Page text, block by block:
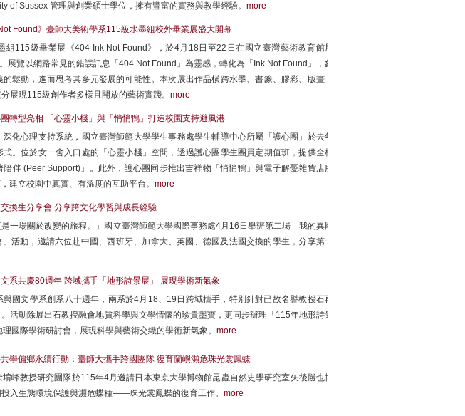
of Sussex 管理與創業碩士學位，擁有豐富的實務與教學經驗。 more
Found》臺師大美術學系115級水墨組校外畢業展盛大開幕
組115級畢業展《404 Ink Not Found》，於4月18日至22日在國立臺灣藝術教育館展
展覽以網路常見的錯誤訊息「404 Not Found」為靈感，轉化為「Ink Not Found」，象
鬆動，進而思考其多元發展的可能性。本次展出作品橫跨水墨、書篆、膠彩、版畫，
展現115級創作者多樣且開放的藝術實踐。 more
轉型亮相 「心靈小棧」與「悄悄鴨」打造校園支持避風港
化心理支持系統，國立臺灣師範大學學生事務處學生輔導中心所屬「護心團」於去年
。位於女一舍入口處的「心靈小棧」空間，透過護心團學生團員定期值班，提供全校
伴 (Peer Support)」。此外，護心團同步推出吉祥物「悄悄鴨」與電子解憂雜貨店服
建立校園中真實、有溫度的互助平台。 more
換生分享會 分享跨文化學習與成長經驗
一場關於改變的旅程。」國立臺灣師範大學國際事務處4月16日舉辦第二場「我的異國
活動，邀請六位赴中國、西班牙、加拿大、英國、德國及法國交換的學生，分享第一
系共慶80週年 跨域攜手「地形詩景展」 展現學術新氣象
國文學系創系八十週年，兩系於4月18、19日跨域攜手，特別針對已故名譽教授石再
活動除展出石教授融會地質科學與文學情懷的珍貴墨寶，更同步辦理「115年地形詩景
國際學術研討會，展現科學與藝術交織的學術新氣象。 more
學偏鄉永續行動：臺師大攜手跨國團隊 復育蘭嶼瀕危珠光裳鳳蝶
峰教授研究團隊於115年4月邀請日本東京大學博物館昆蟲自然史學研究室矢後勝也博
入生態環境保護與瀕危蝶種——珠光裳鳳蝶的復育工作。 more